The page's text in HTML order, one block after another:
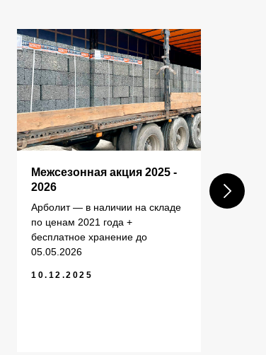
Межсезонная акция 2025 -
2026
Арболит — в наличии на складе
по ценам 2021 года +
бесплатное хранение до
05.05.2026
10.12.2025
Политика конфиденциальности
Екатеринбург, Гурзуфская 44
+7 (343) 227-22-20
info@1uzst.ru